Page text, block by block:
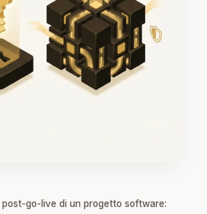
Il post-go-live di un progetto software: